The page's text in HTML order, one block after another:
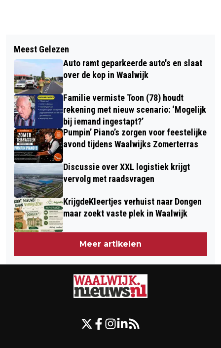
VERBOUWING ALBERT HEIJN DE ELS
WAALWIJK
KENNIS AUTO BESTAAT 1 JAAR, DAT
MOET GEVIERD WORDEN! MOOIE
PRIJZEN TE WINNEN!
Meest Gelezen
Auto ramt geparkeerde auto's en slaat
over de kop in Waalwijk
Familie vermiste Toon (78) houdt
rekening met nieuw scenario: ‘Mogelijk
bij iemand ingestapt?’
Pumpin’ Piano’s zorgen voor feestelijke
avond tijdens Waalwijks Zomerterras
Discussie over XXL logistiek krijgt
vervolg met raadsvragen
KrijgdeKleertjes verhuist naar Dongen
maar zoekt vaste plek in Waalwijk
Meer artikelen